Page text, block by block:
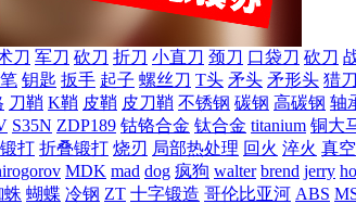
刀 军刀 砍刀 折刀 小直刀 颈刀 口袋刀 砍刀
钥匙 扳手 起子 螺丝刀 T头 矛头 矛形头 猎
刀鞘 K鞘 皮鞘 皮刀鞘 不锈钢 碳钢 高碳钢 轴
S35N ZDP189 钴铬合金 钛合金 titanium 铜大
锻打 折叠锻打 烧刃 局部热处理 回火 淬火 真
MDK mad dog 疯狗 walter brend jerry
蛛 蝴蝶 冷钢 ZT 十字锻造 哥伦比亚河 ABS